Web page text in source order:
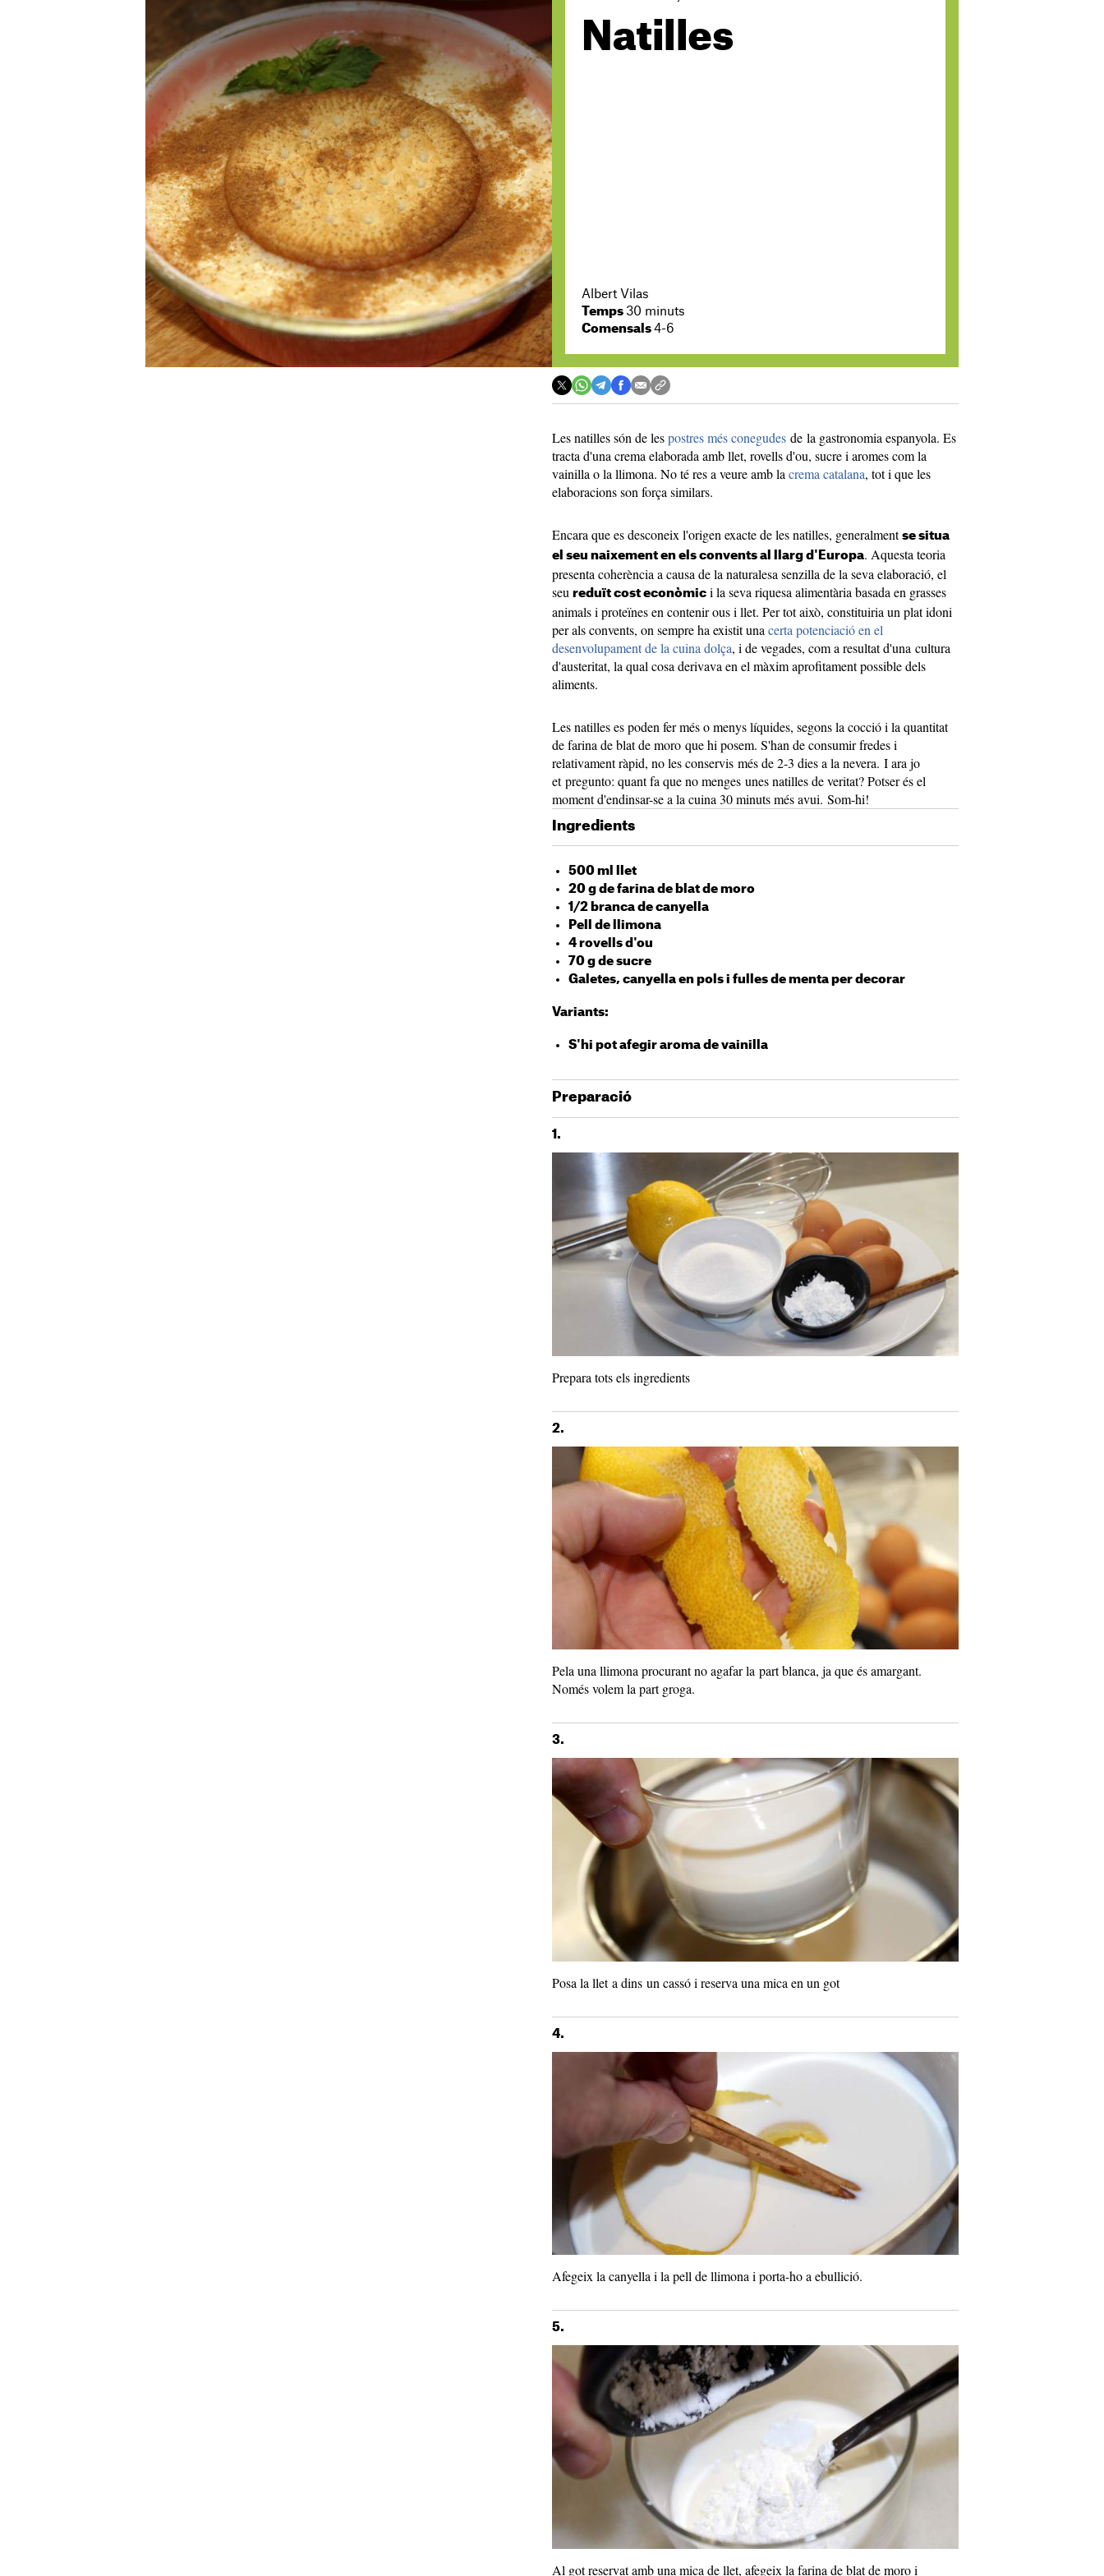
Natilles
Albert Vilas
Temps 30 minuts
Comensals 4-6
Les natilles són de lespostres més conegudes de la gastronomia espanyola. Es
tracta d'una crema elaborada amb llet, rovells d'ou, sucre i aromes com la
vainilla o la llimona. No té res a veure amb la crema catalana, tot i que les
elaboracions son força similars.
Encara que es desconeix l'origen exacte de les natilles, generalment se situa
el seu naixement en els convents al llarg d'Europa. Aquesta teoria
presenta coherència a causa de la naturalesa senzilla de la seva elaboració, el
seu reduït cost econòmic i la seva riquesa alimentària basada en grasses
animals i proteïnes en contenir ous i llet. Per tot això, constituiria un plat idoni
per als convents, on sempre ha existit una certa potenciació en el
desenvolupament de la cuina dolça, i de vegades, com a resultat d'una cultura
d'austeritat, la qual cosa derivava en el màxim aprofitament possible dels
aliments.
Les natilles es poden fer més o menys líquides, segons la cocció i la quantitat
de farina de blat de moro que hi posem. S'han de consumir fredes i
relativament ràpid, no les conservis més de 2-3 dies a la nevera. I ara jo
et pregunto: quant fa que no menges unes natilles de veritat? Potser és el
moment d'endinsar-se a la cuina 30 minuts més avui. Som-hi!
Ingredients
500 ml llet
20 g de farina de blat de moro
1/2 branca de canyella
Pell de llimona
4 rovells d'ou
70 g de sucre
Galetes, canyella en pols i fulles de menta per decorar
Variants:
S'hi pot afegir aroma de vainilla
Preparació
1.
Prepara tots els ingredients
2.
Pela una llimona procurant no agafar la part blanca, ja que és amargant.
Només volem la part groga.
3.
Posa la llet a dins un cassó i reserva una mica en un got
4.
Afegeix la canyella i la pell de llimona i porta-ho a ebullició.
5.
Al got reservat amb una mica de llet, afegeix la farina de blat de moro i